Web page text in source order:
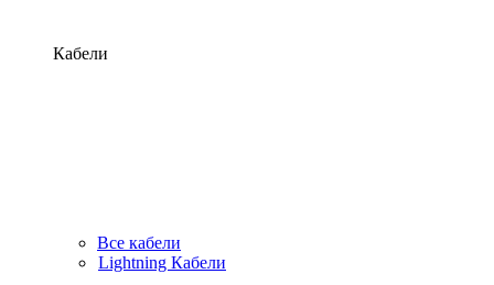
Кабели
Все кабели
Lightning Кабели